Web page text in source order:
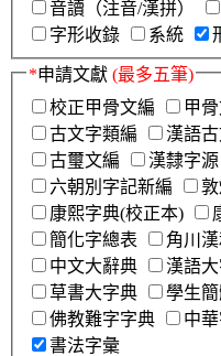
音讀（注音/漢拼）
字形收錄
系統
*申請文獻 (最多五筆)
校正甲骨文編
甲
古文字類編
漢語
古璽文編
漢隸字源
六朝別字記新編
康熙字典(校正本)
簡化字總表
角川
中文大辭典
漢語
草書大字典
學生
佛教難字字典
中
書法字彙